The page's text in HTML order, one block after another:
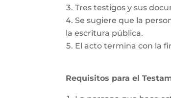
Tres testigos y sus
Se sugiere que la
la escritura pública.
El acto termina con la
Requisitos para el